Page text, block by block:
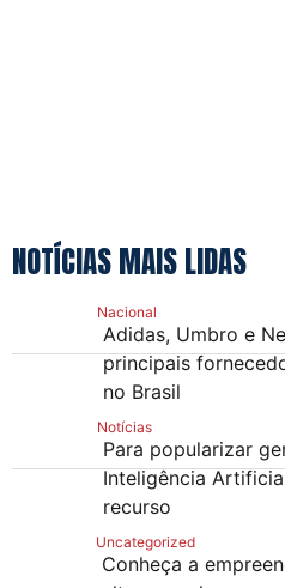
NOTÍCIAS MAIS LIDAS
Nacional
Adidas, Umbro e
principais
no Brasil
Notícias
Para popularizar
Inteligência
recurso
Uncategorized
Conheça a